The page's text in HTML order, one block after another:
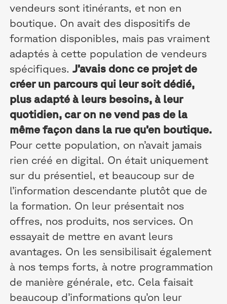
vendeurs sont itinérants, et non en
boutique. On avait des dispositifs de
formation disponibles, mais pas vraiment
adaptés à cette population de vendeurs
spécifiques.J’avais donc ce projet de
créer un parcours qui leur soit dédié,
plus adapté à leurs besoins, à leur
quotidien, car on ne vend pas de la
même façon dans la rue qu’en boutique.
Pour cette population, on n’avait jamais
rien créé en digital. On était uniquement
sur du présentiel, et beaucoup sur de
l’information descendante plutôt que de
la formation. On leur présentait nos
offres, nos produits, nos services. On
essayait de mettre en avant leurs
avantages. On les sensibilisait également
à nos temps forts, à notre programmation
de manière générale, etc. Cela faisait
beaucoup d’informations qu’on leur